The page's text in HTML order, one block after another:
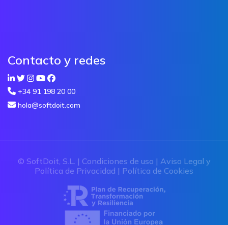
Contacto y redes
+34 91 198 20 00
hola@softdoit.com
© SoftDoit, S.L. | Condiciones de uso | Aviso Legal y
Política de Privacidad | Política de Cookies